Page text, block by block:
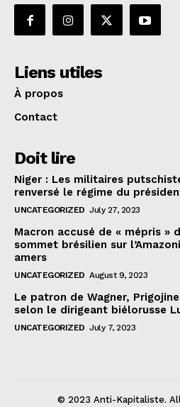
Liens utiles
À propos
Contact
Doit lire
Niger : Les militaires
renversé le régime du
UNCATEGORIZED July 27, 2023
Macron accusé de « mépris »
sommet brésilien sur
amers
UNCATEGORIZED August 9, 2023
Le patron de Wagner,
selon le dirigeant biélorusse
UNCATEGORIZED July 7, 2023
© 2023 Anti-Kapitaliste.